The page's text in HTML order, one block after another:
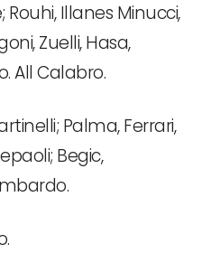
Illanes Minucci,
Zuelli, Hasa,
All Calabro.
Palma, Ferrari,
Begic,